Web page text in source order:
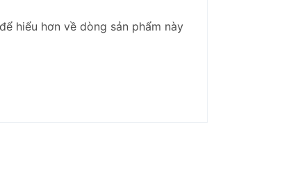
hiểu hơn về dòng sản phẩm này